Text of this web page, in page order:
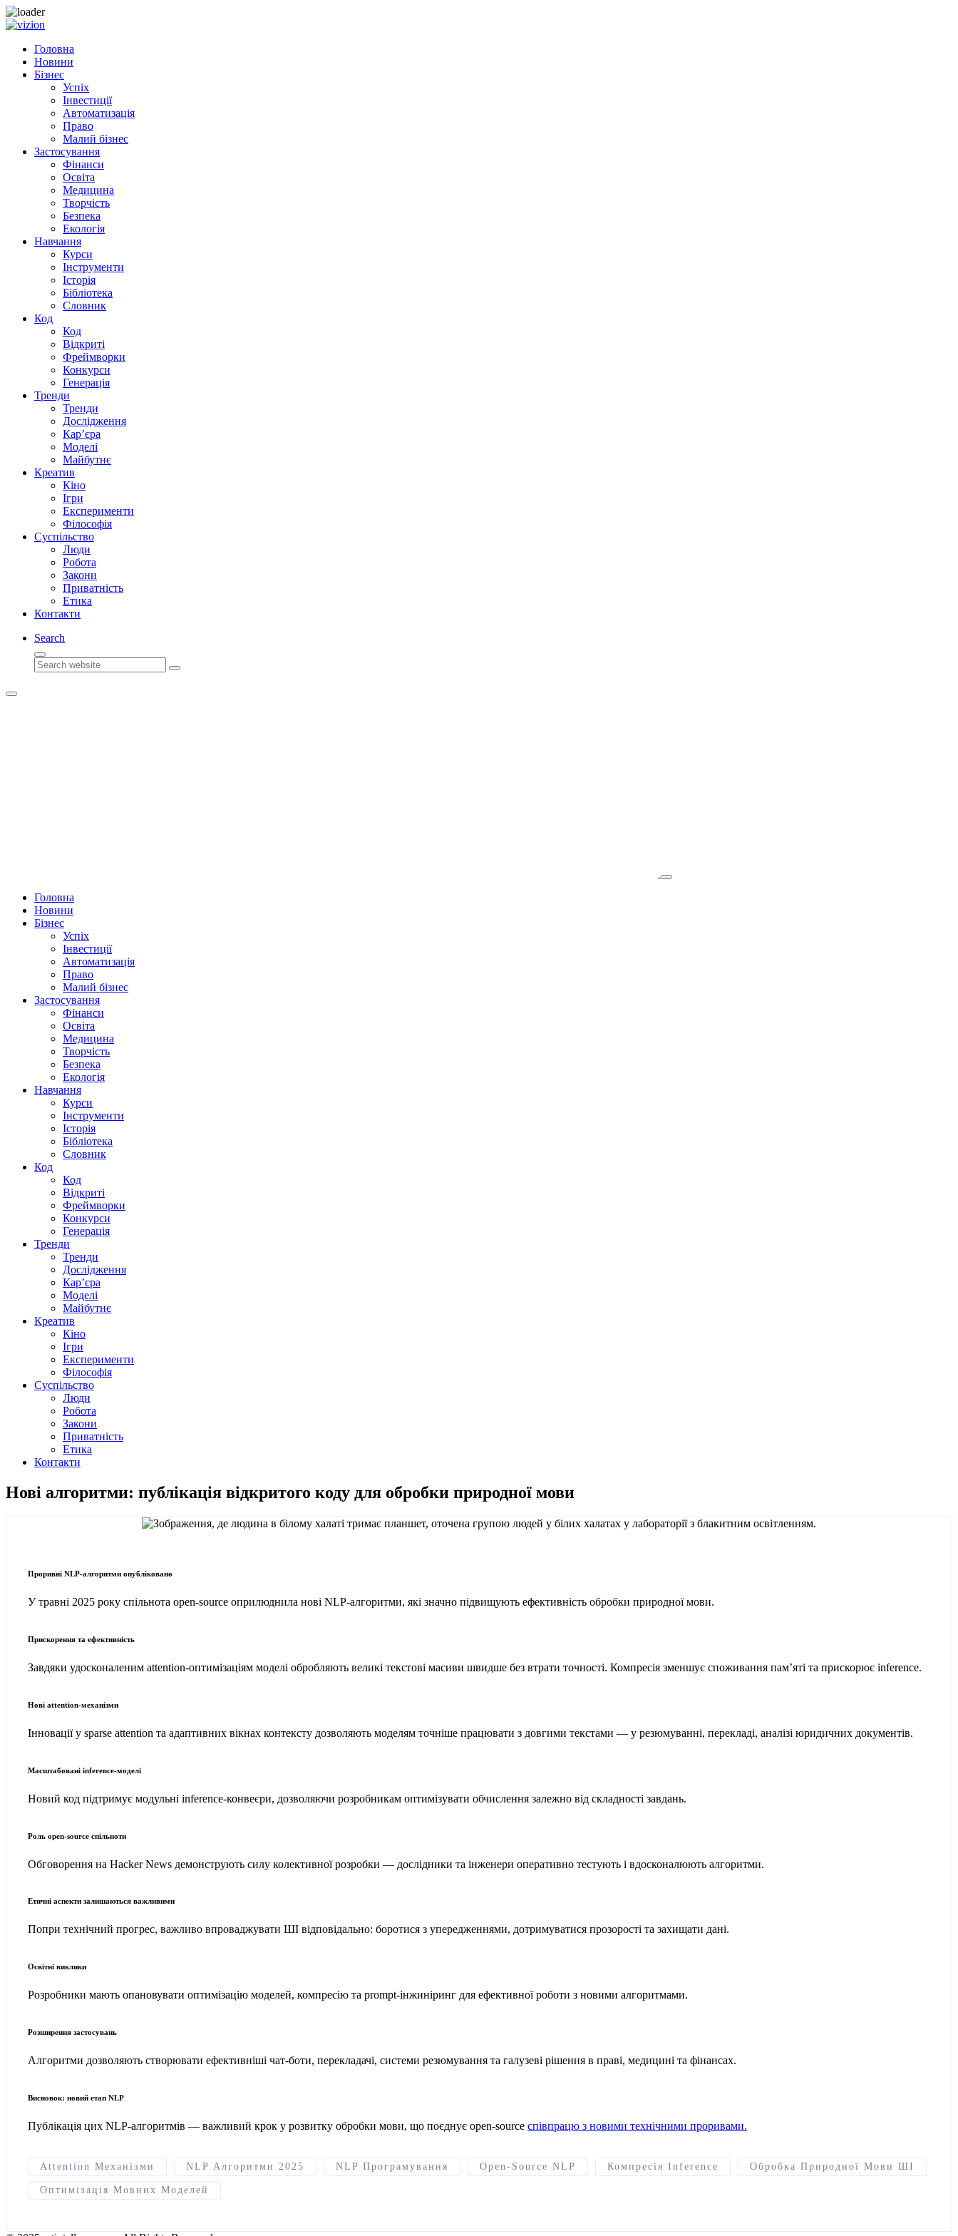
Skip to content
Головна
Новини
Бізнес
Успіх
Інвестиції
Автоматизація
Право
Малий бізнес
Застосування
Фінанси
Освіта
Медицина
Творчість
Безпека
Екологія
Навчання
Курси
Інструменти
Історія
Бібліотека
Словник
Код
Код
Відкриті
Фреймворки
Конкурси
Генерація
Тренди
Тренди
Дослідження
Кар’єра
Моделі
Майбутнє
Креатив
Кіно
Ігри
Експерименти
Філософія
Суспільство
Люди
Робота
Закони
Приватність
Етика
Контакти
Search
Search
Головна
Новини
Бізнес
Успіх
Інвестиції
Автоматизація
Право
Малий бізнес
Застосування
Фінанси
Освіта
Медицина
Творчість
Безпека
Екологія
Навчання
Курси
Інструменти
Історія
Бібліотека
Словник
Код
Код
Відкриті
Фреймворки
Конкурси
Генерація
Тренди
Тренди
Дослідження
Кар’єра
Моделі
Майбутнє
Креатив
Кіно
Ігри
Експерименти
Філософія
Суспільство
Люди
Робота
Закони
Приватність
Етика
Контакти
Нові алгоритми: публікація відкритого коду для обробки природної мови
Проривні NLP-алгоритми опубліковано
У травні 2025 року спільнота open-source оприлюднила нові NLP-алгоритми, які значно підвищують ефективність обробки природної мови.
Прискорення та ефективність
Завдяки удосконаленим attention-оптимізаціям моделі обробляють великі текстові масиви швидше без втрати точності. Компресія зменшує споживання пам’яті та прискорює inference.
Нові attention-механізми
Інновації у sparse attention та адаптивних вікнах контексту дозволяють моделям точніше працювати з довгими текстами — у резюмуванні, перекладі, аналізі юридичних документів.
Масштабовані inference-моделі
Новий код підтримує модульні inference-конвеєри, дозволяючи розробникам оптимізувати обчислення залежно від складності завдань.
Роль open-source спільноти
Обговорення на Hacker News демонструють силу колективної розробки — дослідники та інженери оперативно тестують і вдосконалюють алгоритми.
Етичні аспекти залишаються важливими
Попри технічний прогрес, важливо впроваджувати ШІ відповідально: боротися з упередженнями, дотримуватися прозорості та захищати дані.
Освітні виклики
Розробники мають опановувати оптимізацію моделей, компресію та prompt-інжиніринг для ефективної роботи з новими алгоритмами.
Розширення застосувань
Алгоритми дозволяють створювати ефективніші чат-боти, перекладачі, системи резюмування та галузеві рішення в праві, медицині та фінансах.
Висновок: новий етап NLP
Публікація цих NLP-алгоритмів — важливий крок у розвитку обробки мови, що поєднує open-source співпрацю з новими технічними проривами.
Attention Механізми NLP Алгоритми 2025 NLP Програмування Open-Source NLP Компресія Inference Обробка Природної Мови ШІ
Оптимізація Мовних Моделей